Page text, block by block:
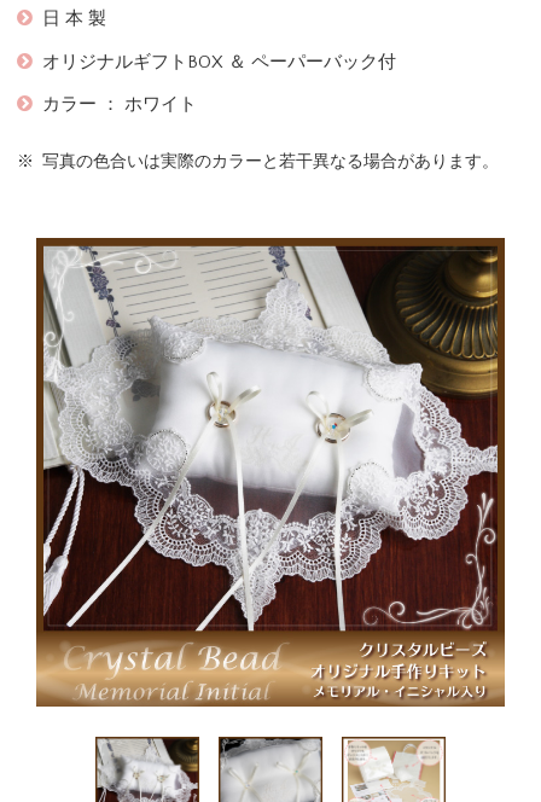
日 本 製
オリジナルギフトBOX ＆ ペーパーバック付
カラー ： ホワイト
写真の色合いは実際のカラーと若干異なる場合があります。